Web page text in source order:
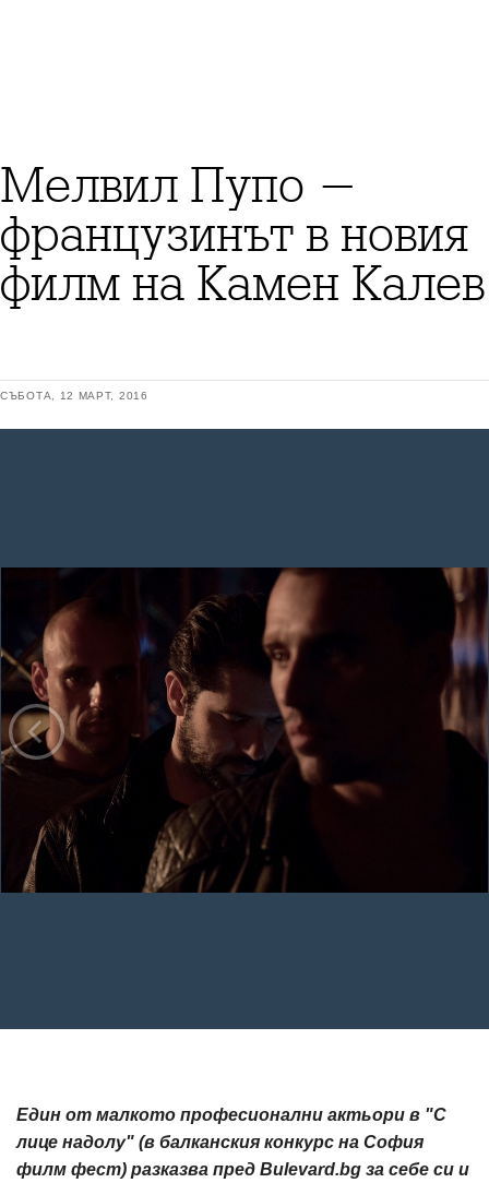
Мелвил Пупо -
французинът в новия
филм на Камен Калев
СЪБОТА, 12 МАРТ, 2016
Един от малкото професионални актьори в "С
лице надолу" (в балканския конкурс на София
филм фест) разказва пред Bulevard.bg за себе си и